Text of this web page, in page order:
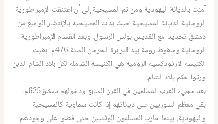
آمنت بالديانة اليهودية ومن ثم المسيحية إلى أن اعتنقت الإمبراطورية
الرومانية الديانة المسيحية حيث بدأت المسيحية بالإنتشار الواسع من
دمشق تحديدا مع القديس بولس الرسول. وبعد انقسام الإمبراطورية
الرومانية وسقوط رومة بيد البرابرة الجرمان السنة 476م بقيت
الكنيسة الارثوذكسية الرومية هي الكنيسة الشاملة لكل بلاد الشام الذين
ورثوا حكم بلاد الشام.
بعد مجيء العرب المسلمين في القرن السابع ودخولهم دمشق635م،
بقي معظم السوريين على دياناتهم إذا كانت سماوية كالمسيحية
واليهودية، بينما حارب المسلمون الوثنيين حتى قضوا على وجودهم